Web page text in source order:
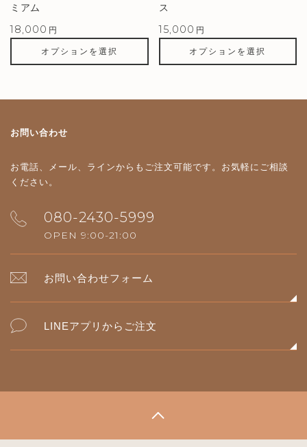
ミアム
18,000 円
オプションを選択
ス
15,000 円
オプションを選択
お問い合わせ
お電話、メール、ラインからもご注文可能です。 お気軽にご相談
ください。
080-2430-5999
OPEN 9:00-21:00
お問い合わせフォーム
LINEアプリからご注文